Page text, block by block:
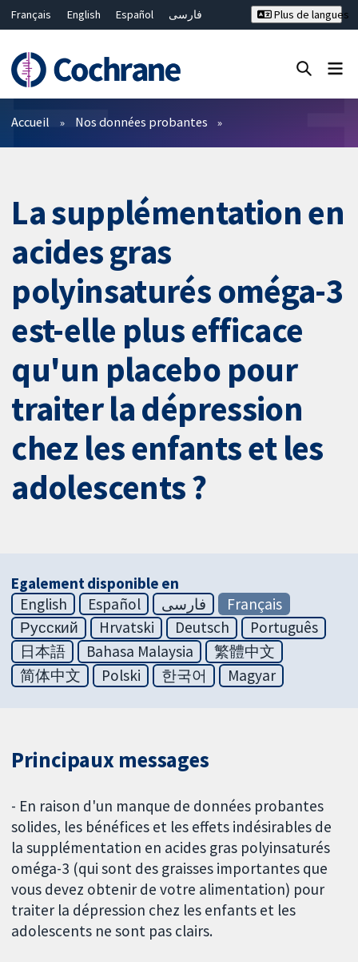
Français English Español
فارسی
Bahasa Malaysia
ไทย
繁體中文
简体中文
Plus de langues
Filtres
Accueil Nos données probantes
La supplémentation en
acides gras
polyinsaturés oméga-3
est-elle plus efficace
qu'un placebo pour
traiter la dépression
chez les enfants et les
adolescents ?
Egalement disponible en
English
Español فارسی
Français
Русский
Hrvatski Deutsch
Português
日本語
Bahasa Malaysia
繁體中文
简体中文
Polski 한국어 Magyar
Principaux messages
- En raison d'un manque de données probantes
solides, les bénéfices et les effets indésirables de
la supplémentation en acides gras polyinsaturés
oméga-3 (qui sont des graisses importantes que
vous devez obtenir de votre alimentation) pour
traiter la dépression chez les enfants et les
adolescents ne sont pas clairs.